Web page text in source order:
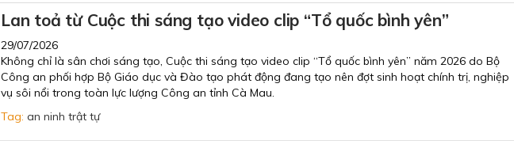
Lan toả từ Cuộc thi sáng tạo video clip “Tổ quốc bình yên”
29/07/2026
Không chỉ là sân chơi sáng tạo, Cuộc thi sáng tạo video clip “Tổ quốc bình yên” năm 2026 do Bộ
Công an phối hợp Bộ Giáo dục và Đào tạo phát động đang tạo nên đợt sinh hoạt chính trị, nghiệp
vụ sôi nổi trong toàn lực lượng Công an tỉnh Cà Mau.
Tag: an ninh trật tự